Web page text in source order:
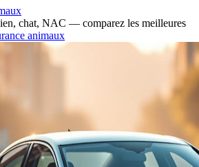
chat, NAC — comparez les meilleures
animaux